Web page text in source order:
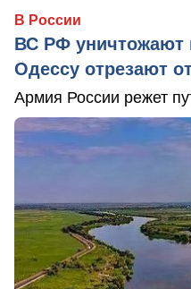
В России
ВС РФ уничтожают
Одессу отрезают
Армия России режет